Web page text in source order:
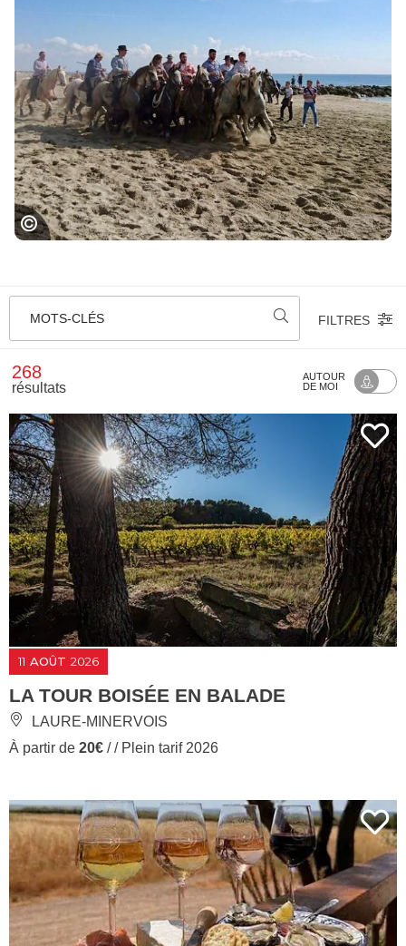
MOTS-CLÉS FILTRES
268
résultats
AUTOUR
DE MOI
11 AOÛT 2026
LA TOUR BOISÉE EN BALADE
LAURE-MINERVOIS
À partir de 20€ / / Plein tarif 2026